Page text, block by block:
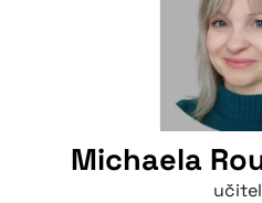
Michaela